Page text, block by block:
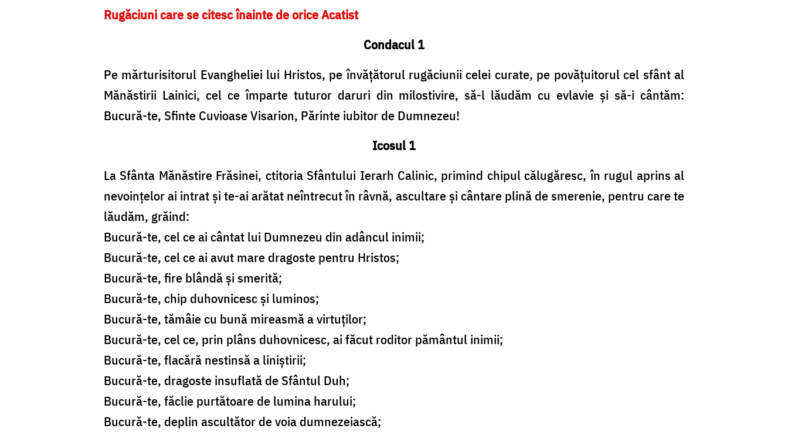
Rugăciuni care se citesc înainte de orice Acatist
Condacul 1
Pe mărturisitorul Evangheliei lui Hristos, pe învățătorul rugăciunii celei curate, pe povățuitorul cel sfânt al
Mănăstirii Lainici, cel ce împarte tuturor daruri din milostivire, să-l lăudăm cu evlavie și să-i cântăm:
Bucură-te, Sfinte Cuvioase Visarion, Părinte iubitor de Dumnezeu!
Icosul 1
La Sfânta Mănăstire Frăsinei, ctitoria Sfântului Ierarh Calinic, primind chipul călugăresc, în rugul aprins al
nevoințelor ai intrat și te-ai arătat neîntrecut în râvnă, ascultare și cântare plină de smerenie, pentru care te
lăudăm, grăind:
Bucură-te, cel ce ai cântat lui Dumnezeu din adâncul inimii;
Bucură-te, cel ce ai avut mare dragoste pentru Hristos;
Bucură-te, fire blândă și smerită;
Bucură-te, chip duhovnicesc și luminos;
Bucură-te, tămâie cu bună mireasmă a virtuților;
Bucură-te, cel ce, prin plâns duhovnicesc, ai făcut roditor pământul inimii;
Bucură-te, flacără nestinsă a liniștirii;
Bucură-te, dragoste insuflată de Sfântul Duh;
Bucură-te, făclie purtătoare de lumina harului;
Bucură-te, deplin ascultător de voia dumnezeiască;